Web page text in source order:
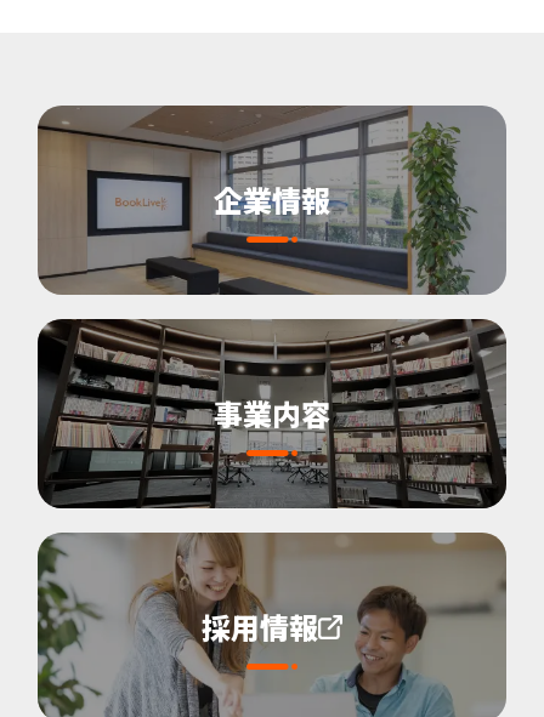
企業情報
事業内容
採用情報